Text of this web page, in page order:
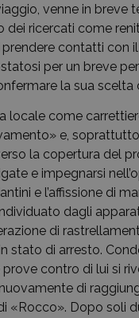
venne in
dei ricercati come
prendere contatti con
per un breve
la sua scelta
locale come
e,
la copertura del
e impegnarsi
e l’affissione di
dagli
di
stato di arresto.
contro di lui si
di
«Rocco». Dopo soli